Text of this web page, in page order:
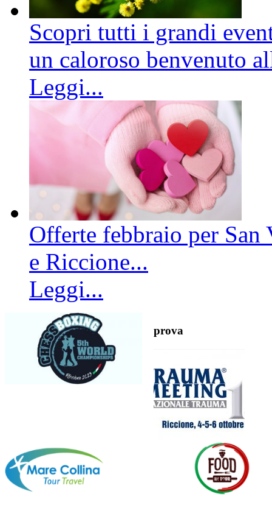
Scopri tutti i grandi
un caloroso benvenuto
Leggi...
Offerte febbraio per
e Riccione...
Leggi...
prova